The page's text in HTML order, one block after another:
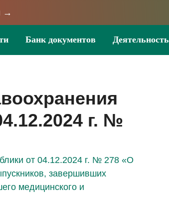
→
Банк документов Деятельность
г. №
от 04.12.2024 г. № 278 «О
завершивших
медицинского и